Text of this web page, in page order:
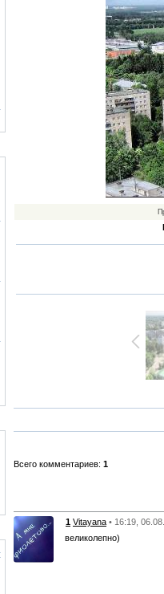
Всего комментариев: 1
1 Vitayana • 16:19,
великолепно)